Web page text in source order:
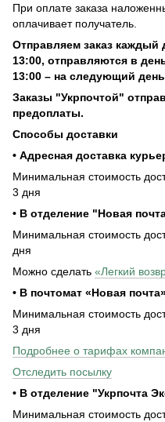
При оплате заказа
оплачивает получатель.
Отправляем заказ
13:00, отправляются в
13:00 – на следующий
Заказы "Укрпочтой"
предоплаты.
Способы доставки
• Адресная доставка
Минимальная стоимость
3 дня
• В отделение "Новая
Минимальная стоимость
дня
Можно сделать «Легкий
• В почтомат «Новая
Минимальная стоимость
3 дня
Подробнее о тарифах
Отследить посылку
• В отделение "Укрпочта
Минимальная стоимость